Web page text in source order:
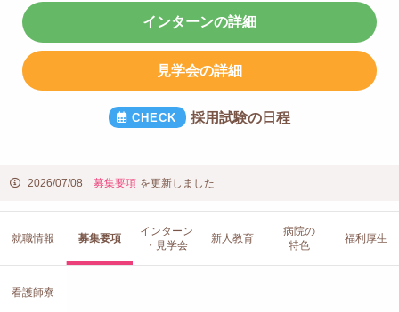
インターンの詳細
見学会の詳細
採用試験の日程
2026/07/08 募集要項 を更新しました
就職情報 募集要項
インターン
・見学会
新人教育
病院の
特色
福利厚生
看護師寮